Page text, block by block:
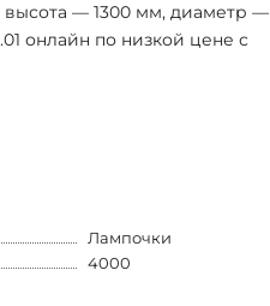
высота — 1300 мм, диаметр —
онлайн по низкой цене с
Лампочки
4000